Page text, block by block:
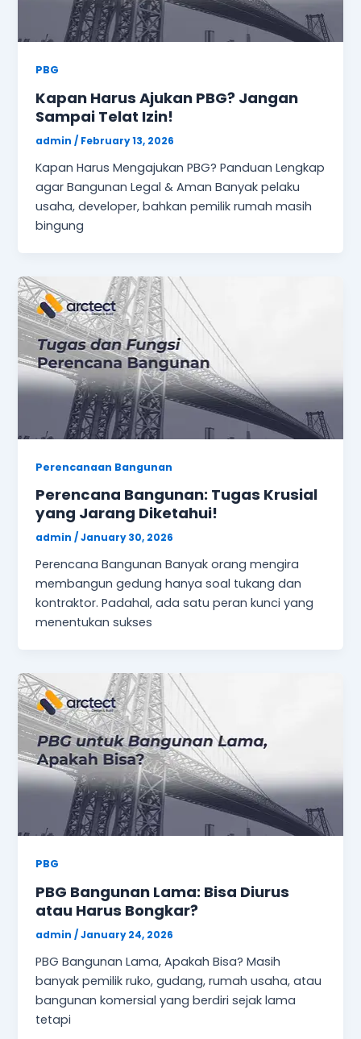
PBG
Kapan Harus Ajukan PBG? Jangan
Sampai Telat Izin!
admin/ February 13, 2026
Kapan Harus Mengajukan PBG? Panduan Lengkap
agar Bangunan Legal & Aman Banyak pelaku
usaha, developer, bahkan pemilik rumah masih
bingung
Perencanaan Bangunan
Perencana Bangunan: Tugas Krusial
yang Jarang Diketahui!
admin/January 30, 2026
Perencana Bangunan Banyak orang mengira
membangun gedung hanya soal tukang dan
kontraktor. Padahal, ada satu peran kunci yang
menentukan sukses
PBG
PBG Bangunan Lama: Bisa Diurus
atau Harus Bongkar?
admin/January 24, 2026
PBG Bangunan Lama, Apakah Bisa? Masih
banyak pemilik ruko, gudang, rumah usaha, atau
bangunan komersial yang berdiri sejak lama
tetapi